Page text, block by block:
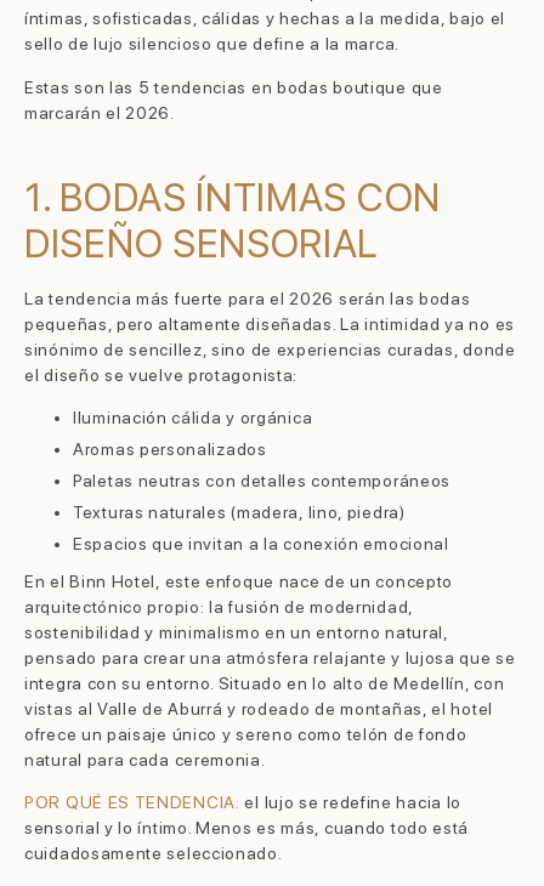
íntimas, sofisticadas, cálidas y hechas a la medida, bajo el
sello de lujo silencioso que define a la marca.
Estas son las 5 tendencias en bodas boutique que
marcarán el 2026.
1. BODAS ÍNTIMAS CON
DISEÑO SENSORIAL
La tendencia más fuerte para el 2026 serán las bodas
pequeñas, pero altamente diseñadas. La intimidad ya no es
sinónimo de sencillez, sino de experiencias curadas, donde
el diseño se vuelve protagonista:
Iluminación cálida y orgánica
Aromas personalizados
Paletas neutras con detalles contemporáneos
Texturas naturales (madera, lino, piedra)
Espacios que invitan a la conexión emocional
En el Binn Hotel, este enfoque nace de un concepto
arquitectónico propio: la fusión de modernidad,
sostenibilidad y minimalismo en un entorno natural,
pensado para crear una atmósfera relajante y lujosa que se
integra con su entorno. Situado en lo alto de Medellín, con
vistas al Valle de Aburrá y rodeado de montañas, el hotel
ofrece un paisaje único y sereno como telón de fondo
natural para cada ceremonia.
POR QUÉ ES TENDENCIA: el lujo se redefine hacia lo
sensorial y lo íntimo. Menos es más, cuando todo está
cuidadosamente seleccionado.